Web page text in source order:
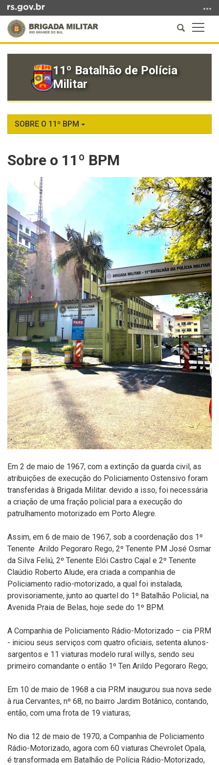
para
conteúdo
busca
a
Abrir
a
busca
11º Batalhão de Polícia
Militar
SOBRE O 11º BPM
Sobre o 11º BPM
Em 2 de maio de 1967, com a extinção da guarda civil, as
atribuições de execução do Policiamento Ostensivo foram
transferidas à Brigada Militar. devido a isso, foi necessária
a criação de uma fração policial para a execução do
patrulhamento motorizado em Porto Alegre.
Assim, em 6 de maio de 1967, sob a coordenação dos 1º
Tenente Arildo Pegoraro Rego, 2º Tenente PM José Osmar
da Silva Feliú, 2º Tenente Elói Castro Cajal e 2º Tenente
Claúdio Roberto Alude, era criada a companhia de
Policiamento radio-motorizado, a qual foi instalada,
provisoriamente, junto ao quartel do 1º Batalhão Policial, na
Avenida Praia de Belas, hoje sede do 1º BPM.
A Companhia de Policiamento Rádio-Motorizado – cia PRM
- iniciou seus serviços com quatro oficiais, setenta alunos-
sargentos e 11 viaturas modelo rural willys, sendo seu
primeiro comandante o então 1º Ten Arildo Pegoraro Rego;
Em 10 de maio de 1968 a cia PRM inaugurou sua nova sede
à rua Cervantes, nº 68, no bairro Jardim Botânico, contando,
então, com uma frota de 19 viaturas;
No dia 12 de maio de 1970, a Companhia de Policiamento
Rádio-Motorizado, agora com 60 viaturas Chevrolet Opala,
é transformada em Batalhão de Polícia Rádio-Motorizado,